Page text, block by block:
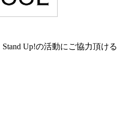
Up!の活動にご協力頂ける